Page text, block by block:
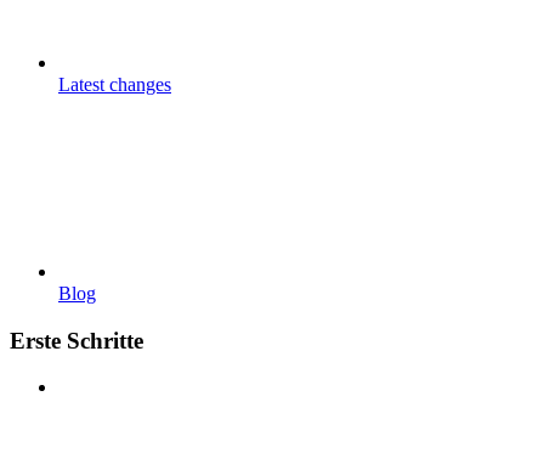
Latest changes
Blog
Erste Schritte